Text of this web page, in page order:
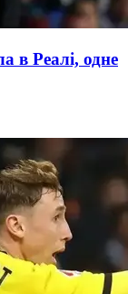
в Реалі, одне